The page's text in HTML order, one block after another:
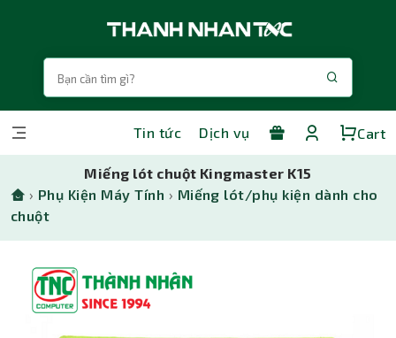
Tin tức Dịch vụ Cart
Miếng lót chuột Kingmaster K15
› Phụ Kiện Máy Tính › Miếng lót/phụ kiện dành cho
chuột